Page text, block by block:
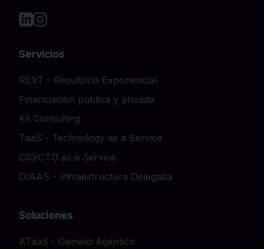
Servicios
REXT - Resultoría Exponencial
Financiación pública y privada
Kit Consulting
TaaS - Technology as a Service
CIO/CTO as a Service
DIAAS - Infraestructura Delegada
Soluciones
ATaaS - Gemelo Agéntico